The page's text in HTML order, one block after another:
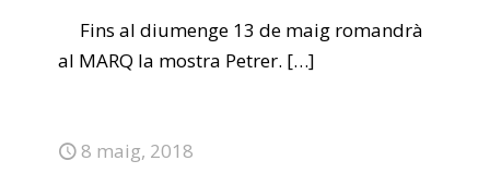
Fins al diumenge 13 de maig romandrà
al MARQ la mostra Petrer. […]
8 maig, 2018